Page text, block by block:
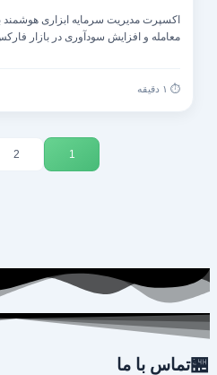
اکسپرت مدیریت سرمایه ابزاری هوشمند
معامله و افزایش سودآوری در بازار
تماس با ما